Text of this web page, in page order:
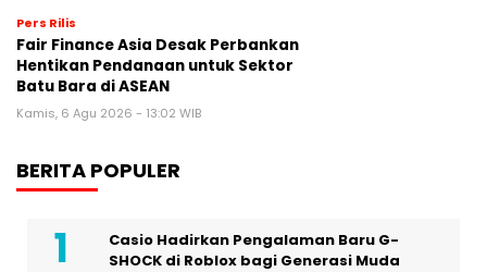
Pers Rilis
Fair Finance Asia Desak Perbankan
Hentikan Pendanaan untuk Sektor
Batu Bara di ASEAN
Kamis, 6 Agu 2026 - 13:02 WIB
BERITA POPULER
Casio Hadirkan Pengalaman Baru G-
SHOCK di Roblox bagi Generasi Muda